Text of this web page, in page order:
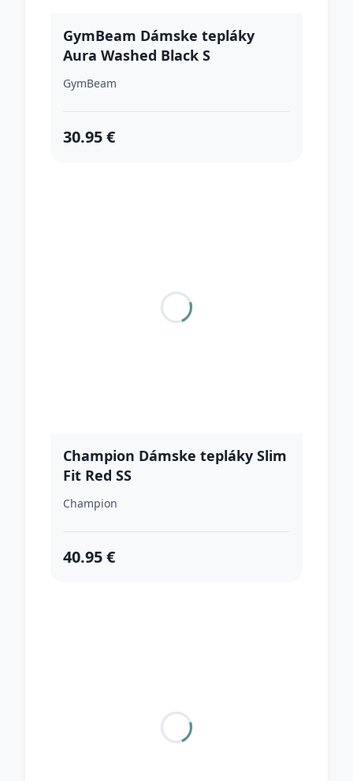
GymBeam Dámske tepláky
Aura Washed Black S
GymBeam
30.95 €
Champion Dámske tepláky Slim
Fit Red SS
Champion
40.95 €